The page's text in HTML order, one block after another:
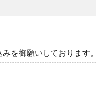
を御願いしております。